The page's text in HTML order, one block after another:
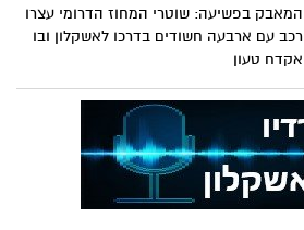
המאבק בפשיעה: שוטרי המחוז הדרומי עצרו
רכב עם ארבעה חשודים בדרכו לאשקלון ובו
אקדח טעון